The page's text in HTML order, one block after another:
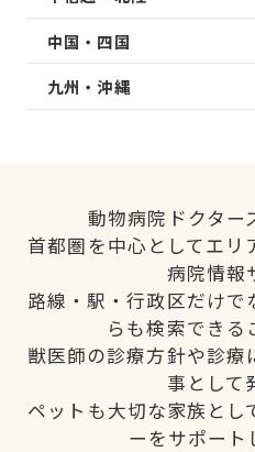
中国・四国
九州・沖縄
動物病院ドクター
首都圏を中心としてエ
病院情報
路線・駅・行政区だけ
らも検索できる
獣医師の診療方針や診
事として
ペットも大切な家族と
ーをサポート